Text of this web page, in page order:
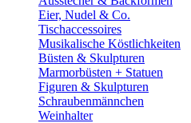
Eier, Nudel & Co.
Tischaccessoires
Musikalische Köstlichkeiten
Büsten & Skulpturen
Marmorbüsten + Statuen
Figuren & Skulpturen
Schraubenmännchen
Weinhalter